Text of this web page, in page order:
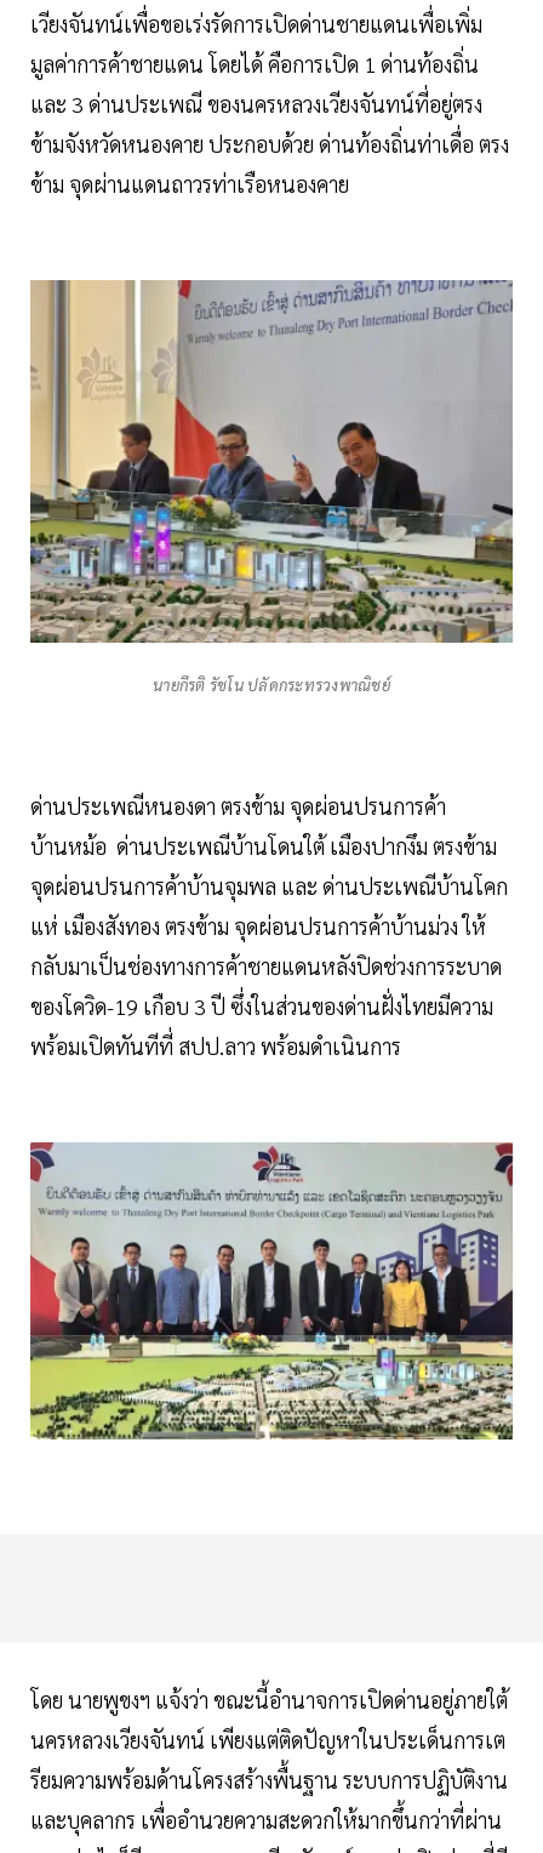
เวียงจันทน์เพื่อขอเร่งรัดการเปิดด่านชายแดนเพื่อเพิ่ม
มูลค่าการค้าชายแดน โดยได้ คือการเปิด 1 ด่านท้องถิ่น
และ 3 ด่านประเพณี ของนครหลวงเวียงจันทน์ที่อยู่ตรง
ข้ามจังหวัดหนองคาย ประกอบด้วย ด่านท้องถิ่นท่าเดื่อ ตรง
ข้าม จุดผ่านแดนถาวรท่าเรือหนองคาย
นายกีรติ รัชโน ปลัดกระทรวงพาณิชย์
ด่านประเพณีหนองดา ตรงข้าม จุดผ่อนปรนการค้า
บ้านหม้อ ด่านประเพณีบ้านโดนใต้ เมืองปากงึม ตรงข้าม
จุดผ่อนปรนการค้าบ้านจุมพล และ ด่านประเพณีบ้านโคก
แห่ เมืองสังทอง ตรงข้าม จุดผ่อนปรนการค้าบ้านม่วง ให้
กลับมาเป็นช่องทางการค้าชายแดนหลังปิดช่วงการระบาด
ของโควิด-19 เกือบ 3 ปี ซึ่งในส่วนของด่านฝั่งไทยมีความ
พร้อมเปิดทันทีที่ สปป.ลาว พร้อมดำเนินการ
โดย นายพูขงฯ แจ้งว่า ขณะนี้อำนาจการเปิดด่านอยู่ภายใต้
นครหลวงเวียงจันทน์ เพียงแต่ติดปัญหาในประเด็นการเต
รียมความพร้อมด้านโครงสร้างพื้นฐาน ระบบการปฏิบัติงาน
และบุคลากร เพื่ออำนวยความสะดวกให้มากขึ้นกว่าที่ผ่าน